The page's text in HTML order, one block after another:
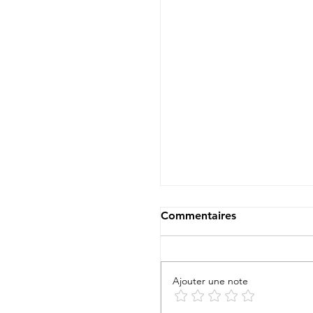
Te Aito Ma’ohi !
Commentaires
Ajouter une note